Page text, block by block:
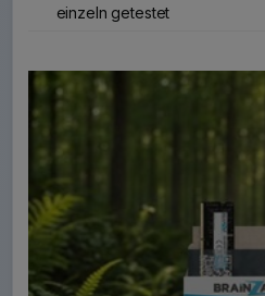
einzeln getestet